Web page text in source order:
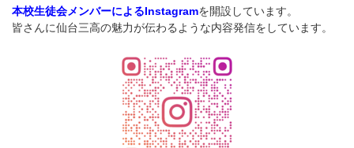
本校生徒会メンバーによるInstagramを開設しています。
皆さんに仙台三高の魅力が伝わるような内容発信をしています。